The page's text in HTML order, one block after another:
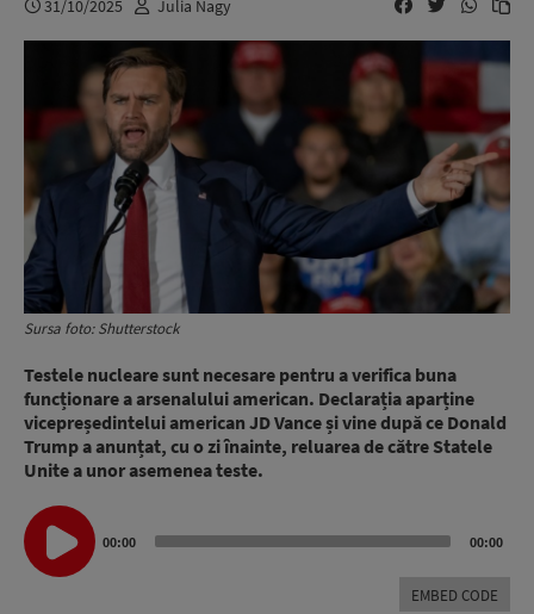
31/10/2025 Julia Nagy
Sursa foto: Shutterstock
Testele nucleare sunt necesare pentru a verifica buna
funcționare a arsenalului american. Declarația aparține
vicepreședintelui american JD Vance și vine după ce Donald
Trump a anunțat, cu o zi înainte, reluarea de către Statele
Unite a unor asemenea teste.
Audio
Player
00:00 00:00
EMBED CODE